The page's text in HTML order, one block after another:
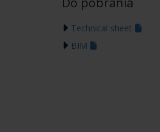
Technical sheet
BIM